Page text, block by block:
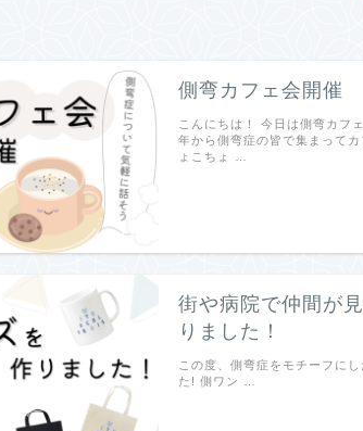
側弯カフェ会開催
こんにちは！ 今日は側弯カフ
年から側弯症の皆で集まって
ょこちょ …
街や病院で仲間が
りました！
この度、側弯症をモチーフに
た! 側ワン …